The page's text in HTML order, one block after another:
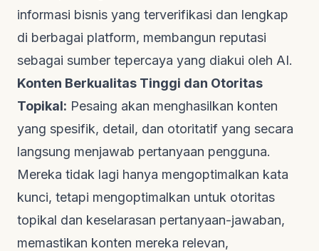
informasi bisnis yang terverifikasi dan lengkap
di berbagai platform, membangun reputasi
sebagai sumber tepercaya yang diakui oleh AI.
Konten Berkualitas Tinggi dan Otoritas
Topikal: Pesaing akan menghasilkan konten
yang spesifik, detail, dan otoritatif yang secara
langsung menjawab pertanyaan pengguna.
Mereka tidak lagi hanya mengoptimalkan kata
kunci, tetapi mengoptimalkan untuk otoritas
topikal dan keselarasan pertanyaan-jawaban,
memastikan konten mereka relevan,